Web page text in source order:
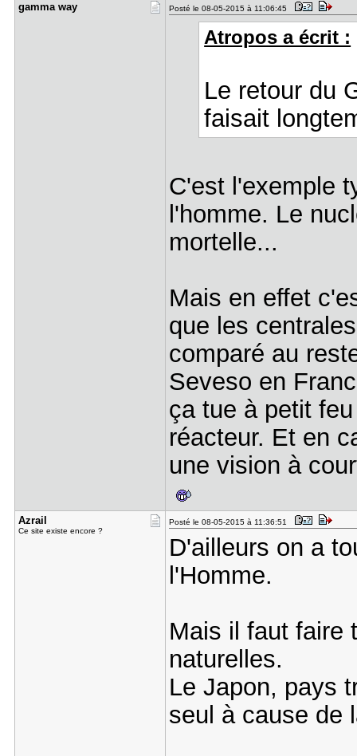
gamma way Posté le 08-05-2015 à 11:06:45
Atropos a écrit :
Le retour du
faisait
C'est l'exemple
l'homme. Le
mortelle...
Mais en effet
que les
comparé au
Seveso en
ça tue à petit
réacteur. Et en
une vision à
Azrail
Ce site existe encore ?
Posté le 08-05-2015 à 11:36:51
D'ailleurs on a
l'Homme.
Mais il faut faire
naturelles.
Le Japon, pays
seul à cause de